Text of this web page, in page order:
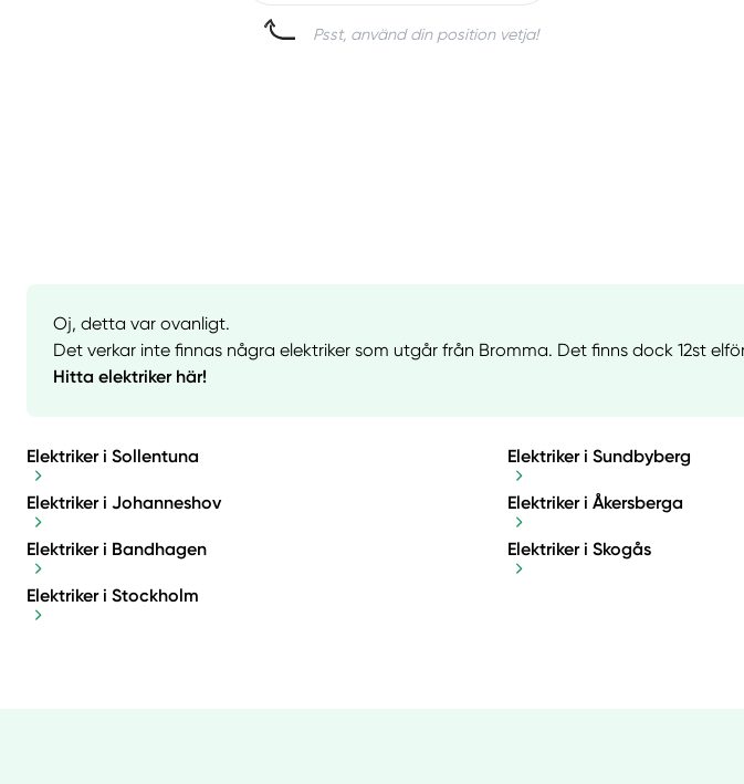
Psst, använd din position vetja!
Oj, detta var ovanligt.
Det verkar inte finnas några elektriker som utgår från Bromma. Det finns dock 12st
Hitta elektriker här!
Elektriker i Sollentuna Elektriker i Sundbyberg
Elektriker i Johanneshov Elektriker i Åkersberga
Elektriker i Bandhagen Elektriker i Skogås
Elektriker i Stockholm